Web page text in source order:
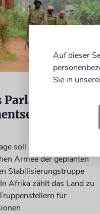
Parlament billigt
nach
soll sich ein Kontingent
Armee der geplanten
Stabilisierungstruppe
Afrika zählt das Land zu
für
Auf dieser
Sie in